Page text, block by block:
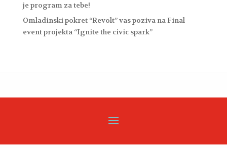
je program za tebe!
Omladinski pokret “Revolt” vas poziva na Final
event projekta “Ignite the civic spark”